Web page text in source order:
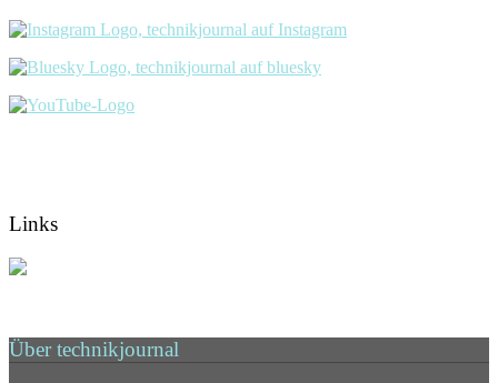
Links
Über technikjournal